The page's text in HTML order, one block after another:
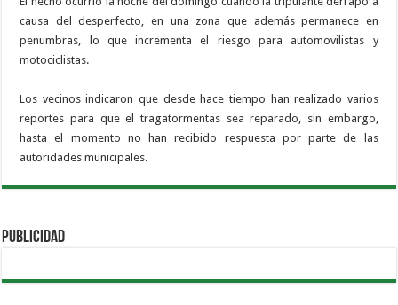
causa del desperfecto, en una zona que además permanece en
penumbras, lo que incrementa el riesgo para automovilistas y
motociclistas.
Los vecinos indicaron que desde hace tiempo han realizado varios
reportes para que el tragatormentas sea reparado, sin embargo,
hasta el momento no han recibido respuesta por parte de las
autoridades municipales.
PUBLICIDAD